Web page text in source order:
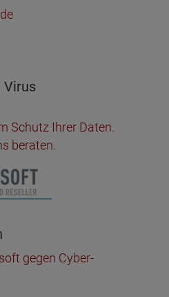
Virus
Schutz Ihrer Daten.
beraten.
gegen Cyber-